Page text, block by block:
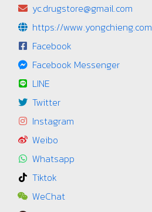
yc.drugstore@gmail.com
https://www.yongchieng.com
Facebook
Facebook Messenger
LINE
Twitter
Instagram
Weibo
Whatsapp
Tiktok
WeChat